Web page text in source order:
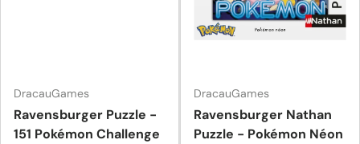
DracauGames
Ravensburger Puzzle -
151 Pokémon Challenge
DracauGames
Ravensburger Nathan
Puzzle - Pokémon Néon